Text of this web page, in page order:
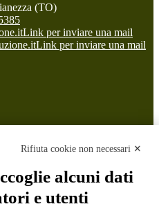
(TO)
Link per inviare una mail
Link per inviare una mail
Rifiuta cookie non necessari ✕
alcuni dati
e utenti